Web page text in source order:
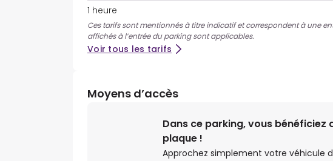
1 heure
Ces tarifs sont mentionnés à titre indicatif et correspondent à une
affichés à l’entrée du parking sont applicables.
Voir tous les tarifs
Moyens d’accès
Dans ce parking, vous bénéficiez
plaque !
Approchez simplement votre véhicule